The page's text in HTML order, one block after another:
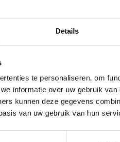
Details
te personaliseren, om
informatie over uw gebruik
kunnen deze gegevens
van uw gebruik van hun